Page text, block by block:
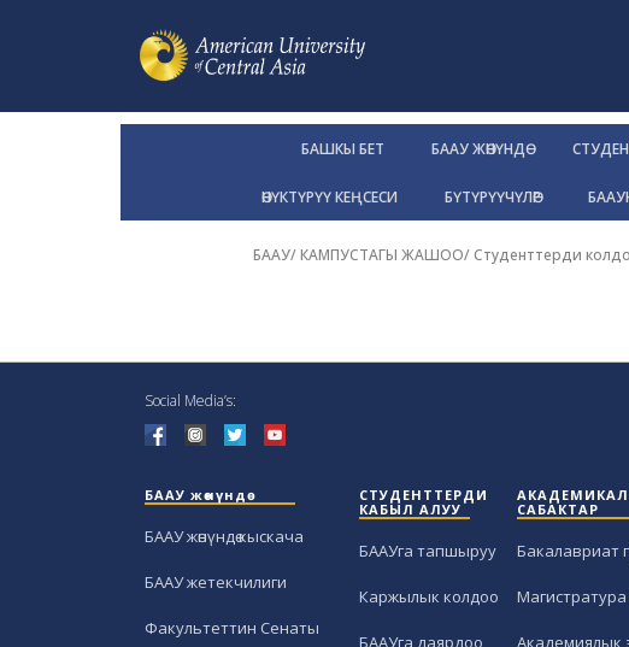
БАШКЫ БЕТ БААУ ЖӨНҮНДӨ
ӨНҮКТҮРҮҮ КЕҢСЕСИ БҮТҮРҮҮЧҮЛӨР
БААУ/КАМПУСТАГЫ ЖАШОО/ Студенттерди
Social Media’s:
БААУ жөнүндө
БААУ жөнүндө кыскача
БААУ жетекчилиги
Факультеттин Сенаты
СТУДЕНТТЕРДИ
КАБЫЛ АЛУУ
БААУга тапшыруу
Каржылык колдоо
БААУга даярдоо
САБАКТАР
Бакалавриат
Академиялык